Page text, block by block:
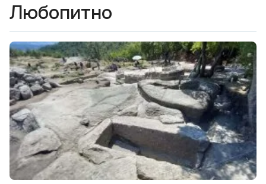
Любопитно